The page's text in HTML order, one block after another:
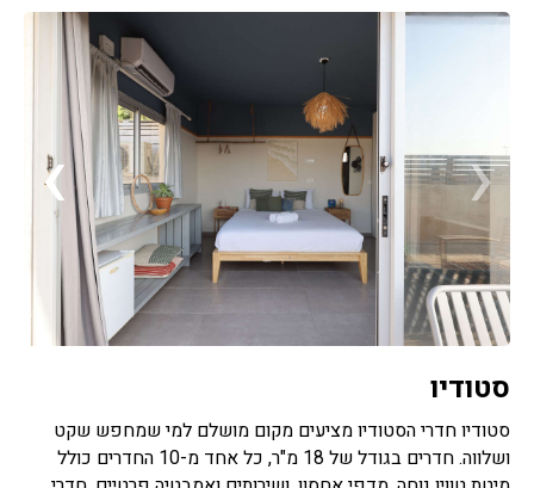
‹
›
סטודיו
סטודיו חדרי הסטודיו מציעים מקום מושלם למי שמחפש שקט
ושלווה. חדרים בגודל של 18 מ"ר, כל אחד מ-10 החדרים כולל